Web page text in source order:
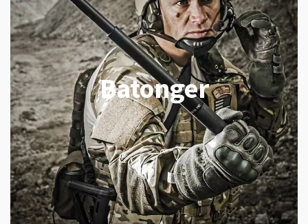
Batonger